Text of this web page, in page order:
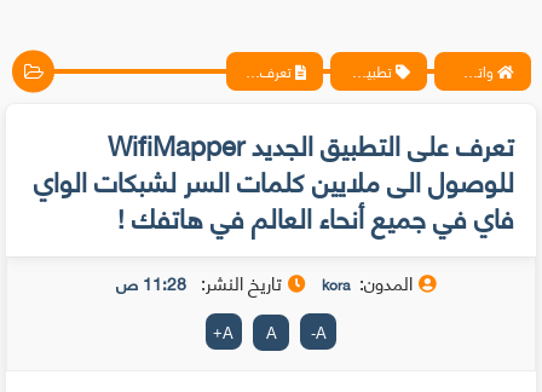
واتس آب ، فيسبوك ، أنترنت ، شروحات تقنية حصرية - المحترف تطبيقات تعرف على التطبيق الجديد WifiMapper للوصول الى ملايين كلمات السر لشبكات الواي فاي في جميع أنحاء العالم في هاتفك !
تعرف على التطبيق الجديد WifiMapper
للوصول الى ملايين كلمات السر لشبكات الواي
فاي في جميع أنحاء العالم في هاتفك !
المدون: kora تاريخ النشر: 11:28 ص
A
-
A
A
+